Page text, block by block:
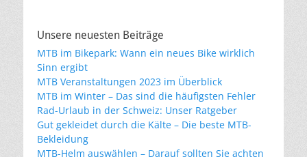
Unsere neuesten Beiträge
MTB im Bikepark: Wann ein neues Bike wirklich
Sinn ergibt
MTB Veranstaltungen 2023 im Überblick
MTB im Winter – Das sind die häufigsten Fehler
Rad-Urlaub in der Schweiz: Unser Ratgeber
Gut gekleidet durch die Kälte – Die beste MTB-
Bekleidung
MTB-Helm auswählen – Darauf sollten Sie achten